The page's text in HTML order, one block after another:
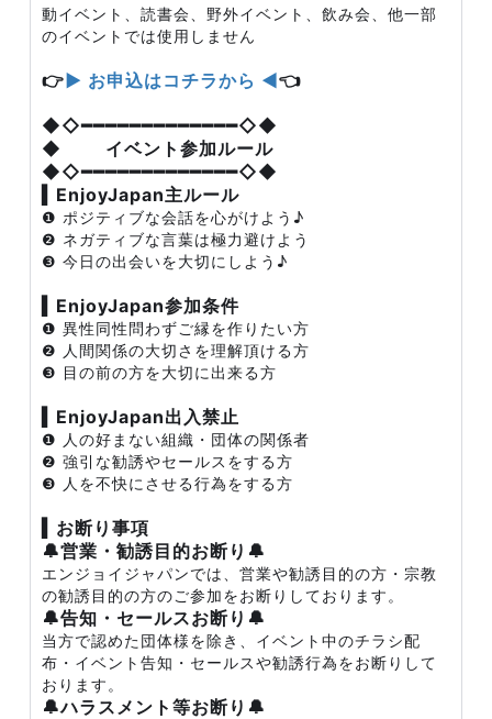
動イベント、読書会、野外イベント、飲み会、他一部
のイベントでは使用しません
👉▶ お申込はコチラから ◀👈
◆◇━━━━━━━━━━━━━◇◆
◆ イベント参加ルール
◆◇━━━━━━━━━━━━━◇◆
▍EnjoyJapan主ルール
❶ ポジティブな会話を心がけよう♪
❷ ネガティブな言葉は極力避けよう
❸ 今日の出会いを大切にしよう♪
▍EnjoyJapan参加条件
❶ 異性同性問わずご縁を作りたい方
❷ 人間関係の大切さを理解頂ける方
❸ 目の前の方を大切に出来る方
▍EnjoyJapan出入禁止
❶ 人の好まない組織・団体の関係者
❷ 強引な勧誘やセールスをする方
❸ 人を不快にさせる行為をする方
▍お断り事項
🔔営業・勧誘目的お断り🔔
エンジョイジャパンでは、営業や勧誘目的の方・宗教
の勧誘目的の方のご参加をお断りしております。
🔔告知・セールスお断り🔔
当方で認めた団体様を除き、イベント中のチラシ配
布・イベント告知・セールスや勧誘行為をお断りして
おります。
🔔ハラスメント等お断り🔔